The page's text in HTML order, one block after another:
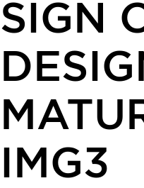
SIGN
IMG3